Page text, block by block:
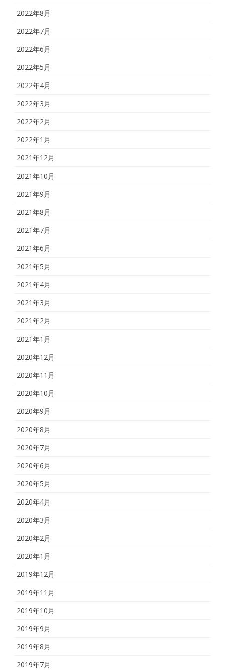
2022年8月
2022年7月
2022年6月
2022年5月
2022年4月
2022年3月
2022年2月
2022年1月
2021年12月
2021年10月
2021年9月
2021年8月
2021年7月
2021年6月
2021年5月
2021年4月
2021年3月
2021年2月
2021年1月
2020年12月
2020年11月
2020年10月
2020年9月
2020年8月
2020年7月
2020年6月
2020年5月
2020年4月
2020年3月
2020年2月
2020年1月
2019年12月
2019年11月
2019年10月
2019年9月
2019年8月
2019年7月